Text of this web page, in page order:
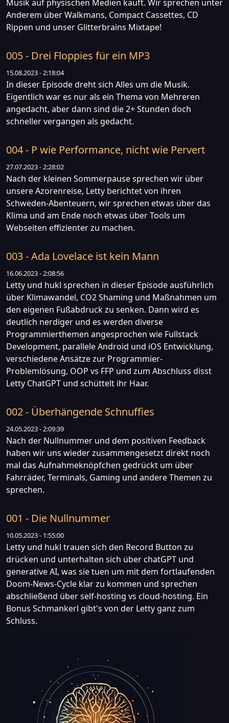
Musik auf physischen Medien kauft. Wir sprechen unter
Anderem über Walkmans, Compact Cassettes, CD
Rippen und unser Glitterbrains Mixtape!
005 - Drei Floppies für ein MP3
15.08.2023 - 2:18:04
In dieser Episode dreht sich Alles um die Musik.
Eigentlich war es nur als ein Thema von Mehreren
angedacht, aber dann sind die 2+ Stunden doch
schneller vergangen als gedacht.
004 - P wie Performance, nicht wie Pervert
27.07.2023 - 2:28:02
Nach der kleinen Sommerpause sprechen wir über
unsere Azorenreise, Letty berichtet von ihren
Schweden-Abenteuern, wir sprechen etwas über das
Klima und am Ende noch etwas über Tools um
Webseiten effizienter zu machen.
003 - Ada Lovelace ist kein Mann
16.06.2023 - 2:08:56
Letty und hukl sprechen in dieser Episode ausführlich
über Klimawandel, CO2 Shaming und Maßnahmen um
den eigenen Fußabdruck zu senken. Dann wird es
deutlich nerdiger und es werden diverse
Programmierthemen angesprochen wie Fullstack
Development, parallele Android und iOS Entwicklung,
verschiedene Ansätze zur Programmier-
Problemlösung, OOP vs FFP und zum Abschluss disst
Letty ChatGPT und schüttelt ihr Haar.
002 - Überhängende Schnuffies
24.05.2023 - 2:09:39
Nach der Nullnummer und dem positiven Feedback
haben wir uns wieder zusammengesetzt direkt noch
mal das Aufnahmeknöpfchen gedrückt um über
Fahrräder, Terminals, Gaming und andere Themen zu
sprechen.
001 - Die Nullnummer
10.05.2023 - 1:55:00
Letty und hukl trauen sich den Record Button zu
drücken und unterhalten sich über chatGPT und
generative AI, was sie tuen um mit dem fortlaufenden
Doom-News-Cycle klar zu kommen und sprechen
abschließend über self-hosting vs cloud-hosting. Ein
Bonus Schmankerl gibt's von der Letty ganz zum
Schluss.